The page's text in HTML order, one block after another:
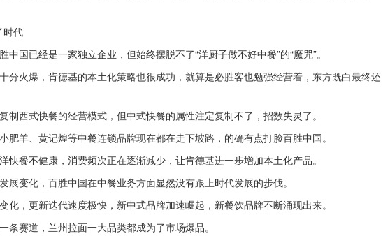
时代
国已经是一家独立企业，但始终摆脱不了“洋厨子做不好中餐”的“魔咒”。
分火爆，肯德基的本土化策略也很成功，就算是必胜客也勉强经营着，东方既白最终还
制西式快餐的经营模式，但中式快餐的属性注定复制不了，招数失灵了。
肥羊、黄记煌等中餐连锁品牌现在都在走下坡路，的确有点打脸百胜中国。
快餐不健康，消费频次正在逐渐减少，让肯德基进一步增加本土化产品。
展变化，百胜中国在中餐业务方面显然没有跟上时代发展的步伐。
化，更新迭代速度极快，新中式品牌加速崛起，新餐饮品牌不断涌现出来。
条赛道，兰州拉面一大品类都成为了市场爆品。